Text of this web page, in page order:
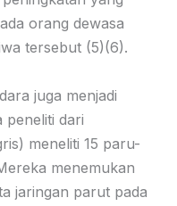
orang dewasa
tersebut (5)(6).
juga menjadi
peneliti dari
meneliti 15 paru-
menemukan
jaringan parut pada